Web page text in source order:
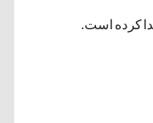
کرده است.